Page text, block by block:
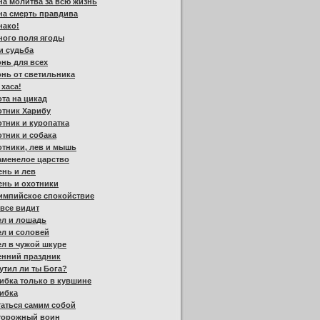
смерть правдива
поля ягоды
судьба
для всех
от светильника
на цикад
Харибу
и куропатка
и собака
лев и мышь
царство
и лев
и охотники
спокойствие
видит
и лошадь
и соловей
в чужой шкуре
праздник
ли ты Бога?
только в кувшине
самим собой
воин